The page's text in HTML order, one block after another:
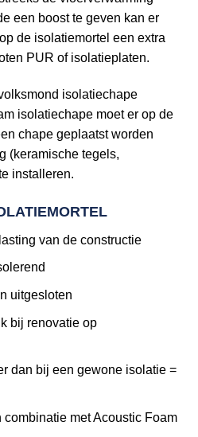
een boost te geven kan er
de isolatiemortel een extra
PUR of isolatieplaten.
isolatiechape
isolatiechape moet er op de
chape geplaatst worden
(keramische tegels,
installeren.
van de constructie
uitgesloten
bij renovatie op
dan bij een gewone isolatie =
met Acoustic Foam